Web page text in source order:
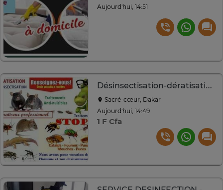
Aujourd'hui, 14:51
Désinsectisation-dératisation-dereptilisation
Sacré-cœur, Dakar
Aujourd'hui, 14:49
1 F Cfa